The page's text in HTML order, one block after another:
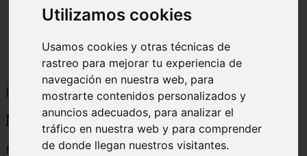
Utilizamos cookies
Usamos cookies y otras técnicas de
rastreo para mejorar tu experiencia de
navegación en nuestra web, para
mostrarte contenidos personalizados y
anuncios adecuados, para analizar el
tráfico en nuestra web y para comprender
de donde llegan nuestros visitantes.
canal tv
nombres para gatos
tablon de anuncios
zona pro
Inicio
gatos2 >Nombre para un Perro de Carreras
Nombre para un Perro de Carreras
📅 12/06/2025